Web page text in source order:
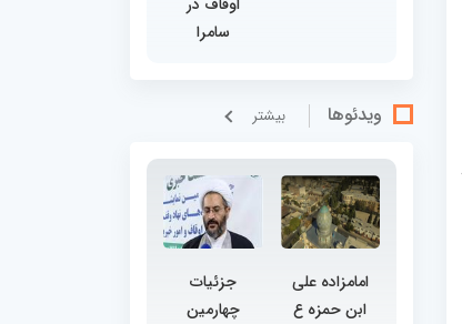
سامرا
ویدئوها بيشتر
امامزاده علی
ابن حمزه ع
جزئیات
چهارمین